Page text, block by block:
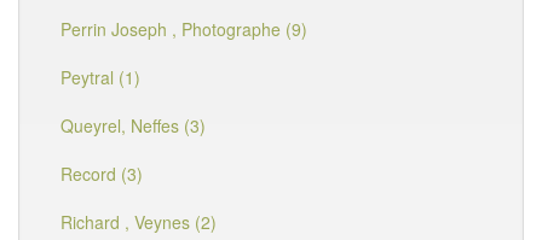
Perrin Joseph , Photographe (9)
Peytral (1)
Queyrel, Neffes (3)
Record (3)
Richard , Veynes (2)